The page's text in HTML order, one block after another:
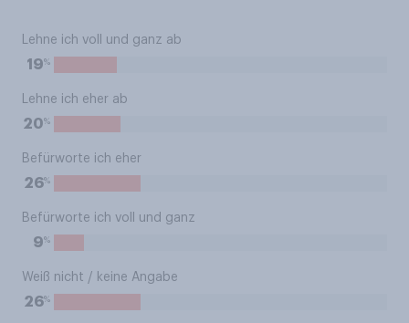
Lehne ich voll und ganz ab
19%
Lehne ich eher ab
20%
Befürworte ich eher
26%
Befürworte ich voll und ganz
9%
Weiß nicht / keine Angabe
26%